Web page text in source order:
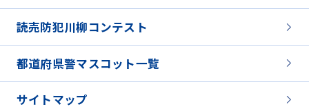
読売防犯川柳コンテスト
都道府県警マスコット一覧
サイトマップ